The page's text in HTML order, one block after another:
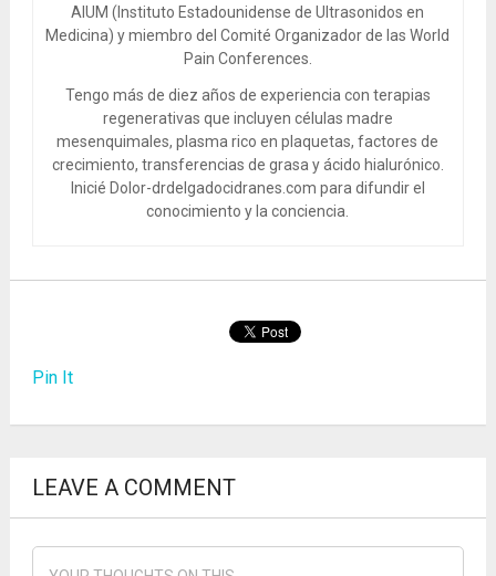
AIUM (Instituto Estadounidense de Ultrasonidos en
Medicina) y miembro del Comité Organizador de las World
Pain Conferences.
Tengo más de diez años de experiencia con terapias
regenerativas que incluyen células madre
mesenquimales, plasma rico en plaquetas, factores de
crecimiento, transferencias de grasa y ácido hialurónico.
Inicié Dolor-drdelgadocidranes.com para difundir el
conocimiento y la conciencia.
Pin It
LEAVE A COMMENT